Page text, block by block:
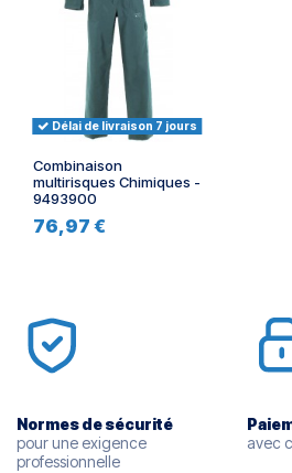
Délai de livraison 7 jours
Combinaison
multirisques Chimiques -
9493900
76,97 €
Normes de sécurité
pour une exigence
professionnelle
avec